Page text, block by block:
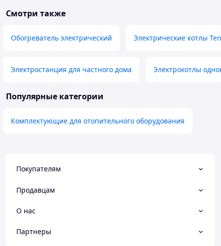
Смотри также
Обогреватель электрический Электрические котлы
Электростанция для частного дома Электрокотлы
Популярные категории
Комплектующие для отопительного оборудования
Покупателям
Продавцам
О нас
Партнеры